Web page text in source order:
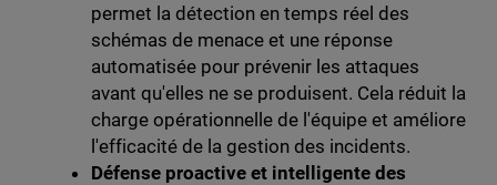
permet la détection en temps réel des
schémas de menace et une réponse
automatisée pour prévenir les attaques
avant qu'elles ne se produisent. Cela réduit la
charge opérationnelle de l'équipe et améliore
l'efficacité de la gestion des incidents.
Défense proactive et intelligente des